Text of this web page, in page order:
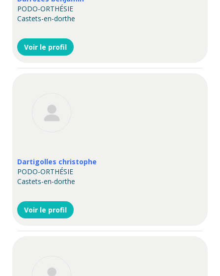
PODO-ORTHÉSIE
Castets-en-dorthe
Voir le profil
Dartigolles christophe
PODO-ORTHÉSIE
Castets-en-dorthe
Voir le profil